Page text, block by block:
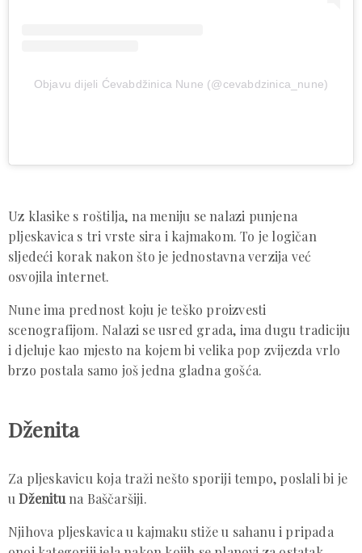
Objavu dijeli Ćevabdžinica Nune (@cevabdzinica_nune)
Uz klasike s roštilja, na meniju se nalazi punjena
pljeskavica s tri vrste sira i kajmakom. To je logičan
sljedeći korak nakon što je jednostavna verzija već
osvojila internet.
Nune ima prednost koju je teško proizvesti
scenografijom. Nalazi se usred grada, ima dugu tradiciju
i djeluje kao mjesto na kojem bi velika pop zvijezda vrlo
brzo postala samo još jedna gladna gošća.
Dženita
Za pljeskavicu koja traži nešto sporiji tempo, poslali bi je
uDženituna Baščaršiji.
Njihova pljeskavica u kajmaku stiže u sahanu i pripada